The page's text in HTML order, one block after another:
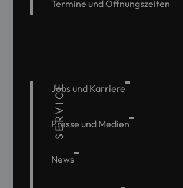
Termine und Öffnungszeiten
SERVICE
Jobs und Karriere
Presse und Medien
News